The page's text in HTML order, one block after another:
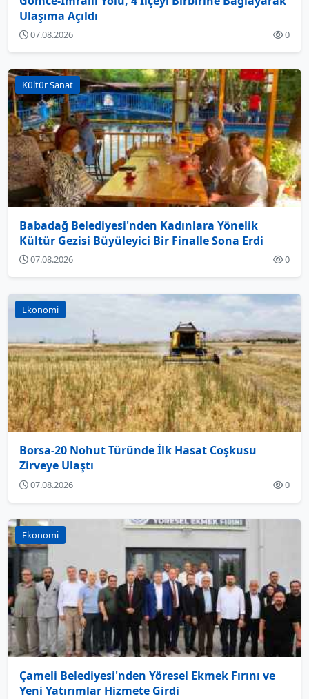
Ulaşıma Açıldı
07.08.2026 0
Kültür Sanat
Babadağ Belediyesi'nden Kadınlara Yönelik
Kültür Gezisi Büyüleyici Bir Finalle Sona Erdi
07.08.2026 0
Ekonomi
Borsa-20 Nohut Türünde İlk Hasat Coşkusu
Zirveye Ulaştı
07.08.2026 0
Ekonomi
Çameli Belediyesi'nden Yöresel Ekmek Fırını ve
Yeni Yatırımlar Hizmete Girdi